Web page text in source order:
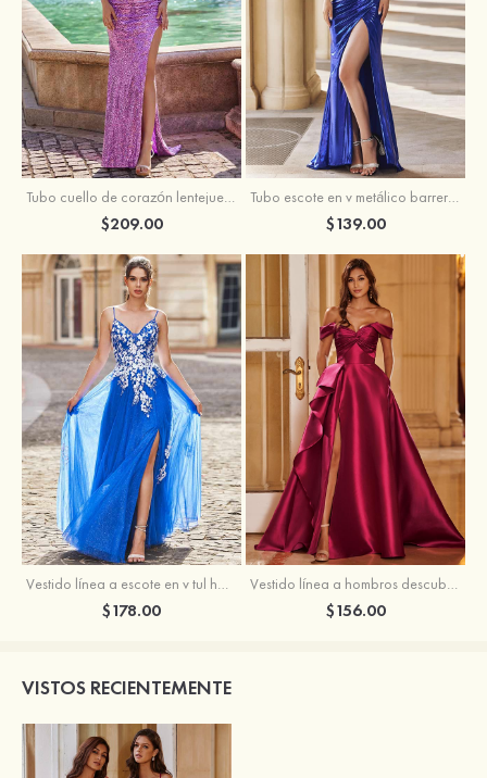
Tubo cuello de corazón lentejuelas barrer tren vestido de graduación
$209.00 $139.00
Vestido línea a escote en v tul hasta el suelo vestido de graduación
$178.00
Vestido línea a hombros descubiertos satén barrer tren vestido de graduación
$156.00
VISTOS RECIENTEMENTE